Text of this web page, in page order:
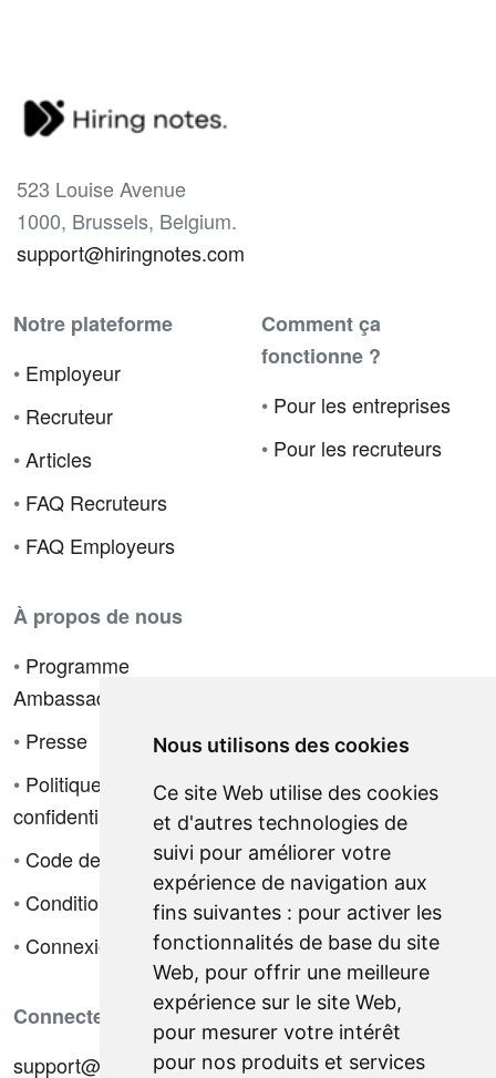
Nous utilisons des cookies
Ce site Web utilise des cookies
et d'autres technologies de
suivi pour améliorer votre
expérience de navigation aux
fins suivantes : pour activer les
fonctionnalités de base du site
Web, pour offrir une meilleure
expérience sur le site Web,
pour mesurer votre intérêt
pour nos produits et services
523 Louise Avenue
1000, Brussels, Belgium.
support@hiringnotes.com
Notre plateforme
• Employeur
• Recruteur
•Articles
• FAQ Recruteurs
• FAQ Employeurs
Comment ça
fonctionne ?
• Pour les entreprises
• Pour les recruteurs
À propos de nous
• Programme
Ambassadeur
• Presse
• Politique de
confidentialité
• Code de déontologie
• Conditions de vente
• Connexion
Connectez-vous avec nous
support@hiringnotes.com